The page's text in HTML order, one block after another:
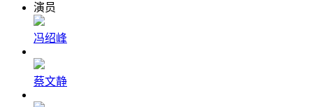
演员
冯绍峰
蔡文静